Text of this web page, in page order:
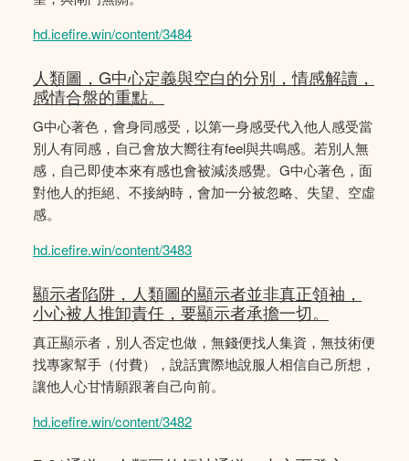
hd.icefire.win/content/3484
人類圖，G中心定義與空白的分別，情感解讀，
感情合盤的重點。
G中心著色，會身同感受，以第一身感受代入他人感受當
別人有同感，自己會放大嚮往有feel與共鳴感。若別人無
感，自己即使本來有感也會被減淡感覺。G中心著色，面
對他人的拒絕、不接納時，會加一分被忽略、失望、空虛
感。
hd.icefire.win/content/3483
顯示者陷阱，人類圖的顯示者並非真正領袖，
小心被人推卸責任，要顯示者承擔一切。
真正顯示者，別人否定也做，無錢便找人集資，無技術便
找專家幫手（付費），說話實際地說服人相信自己所想，
讓他人心甘情願跟著自己向前。
hd.icefire.win/content/3482